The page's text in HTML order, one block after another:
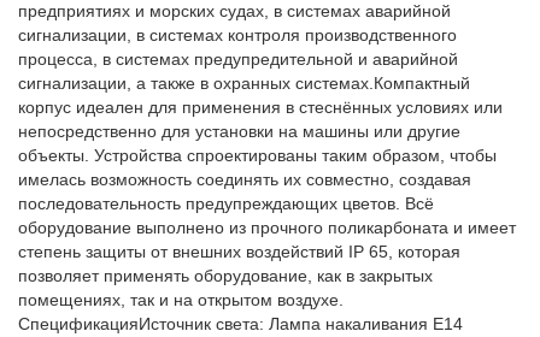
предприятиях и морских судах, в системах аварийной
сигнализации, в системах контроля производственного
процесса, в системах предупредительной и аварийной
сигнализации, а также в охранных системах.Компактный
корпус идеален для применения в стеснённых условиях или
непосредственно для установки на машины или другие
объекты. Устройства спроектированы таким образом, чтобы
имелась возможность соединять их совместно, создавая
последовательность предупреждающих цветов. Всё
оборудование выполнено из прочного поликарбоната и имеет
степень защиты от внешних воздействий IP 65, которая
позволяет применять оборудование, как в закрытых
помещениях, так и на открытом воздухе.
СпецификацияИсточник света: Лампа накаливания E14